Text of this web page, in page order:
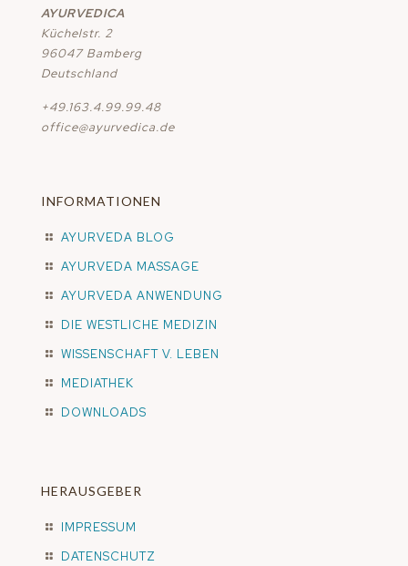
AYURVEDICA
Küchelstr. 2
96047 Bamberg
Deutschland
+49.163.4.99.99.48
office@ayurvedica.de
INFORMATIONEN
AYURVEDA BLOG
AYURVEDA MASSAGE
AYURVEDA ANWENDUNG
DIE WESTLICHE MEDIZIN
WISSENSCHAFT V. LEBEN
MEDIATHEK
DOWNLOADS
HERAUSGEBER
IMPRESSUM
DATENSCHUTZ